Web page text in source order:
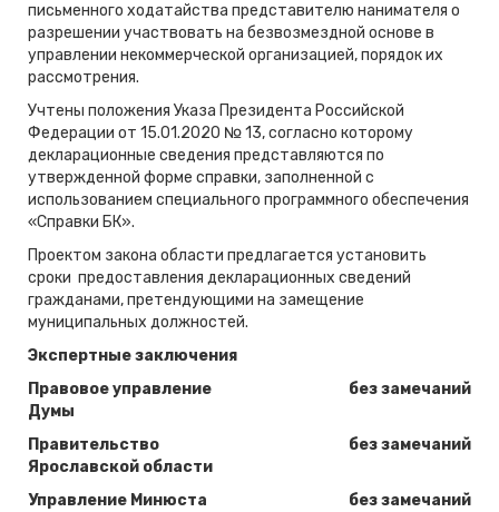
письменного ходатайства представителю нанимателя о
разрешении участвовать на безвозмездной основе в
управлении некоммерческой организацией, порядок их
рассмотрения.
Учтены положения Указа Президента Российской
Федерации от 15.01.2020 № 13, согласно которому
декларационные сведения представляются по
утвержденной форме справки, заполненной с
использованием специального программного обеспечения
«Справки БК».
Проектом закона области предлагается установить
сроки предоставления декларационных сведений
гражданами, претендующими на замещение
муниципальных должностей.
Экспертные заключения
Правовое управление
Думы
без замечаний
Правительство
Ярославской области
без замечаний
Управление Минюста
без замечаний